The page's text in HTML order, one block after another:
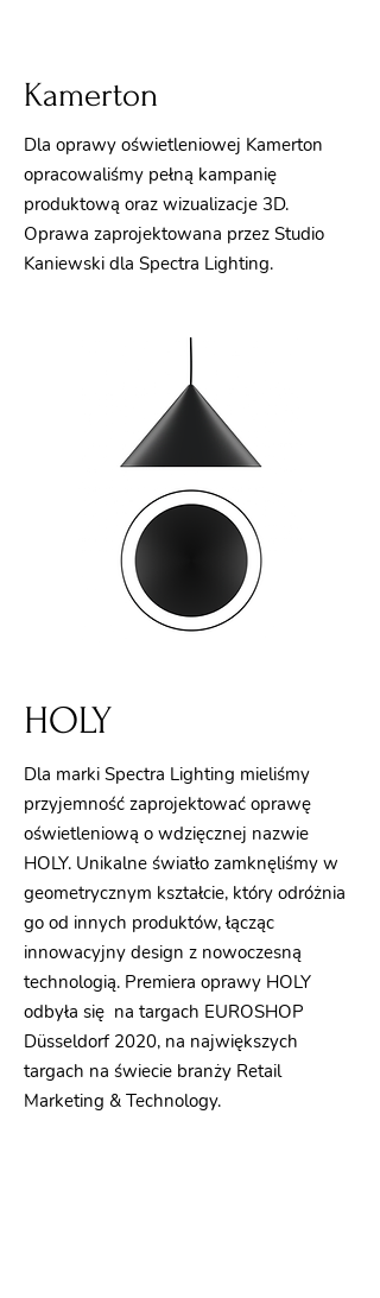
Kamerton
Dla oprawy oświetleniowej Kamerton
opracowaliśmy pełną kampanię
produktową oraz wizualizacje 3D.
Oprawa zaprojektowana przez Studio
Kaniewski dla Spectra Lighting.
HOLY
Dla marki Spectra Lighting mieliśmy
przyjemność zaprojektować oprawę
oświetleniową o wdzięcznej nazwie
HOLY. Unikalne światło zamknęliśmy w
geometrycznym kształcie, który odróżnia
go od innych produktów, łącząc
innowacyjny design z nowoczesną
technologią. Premiera oprawy HOLY
odbyła się na targach EUROSHOP
Düsseldorf 2020, na największych
targach na świecie branży Retail
Marketing & Technology.